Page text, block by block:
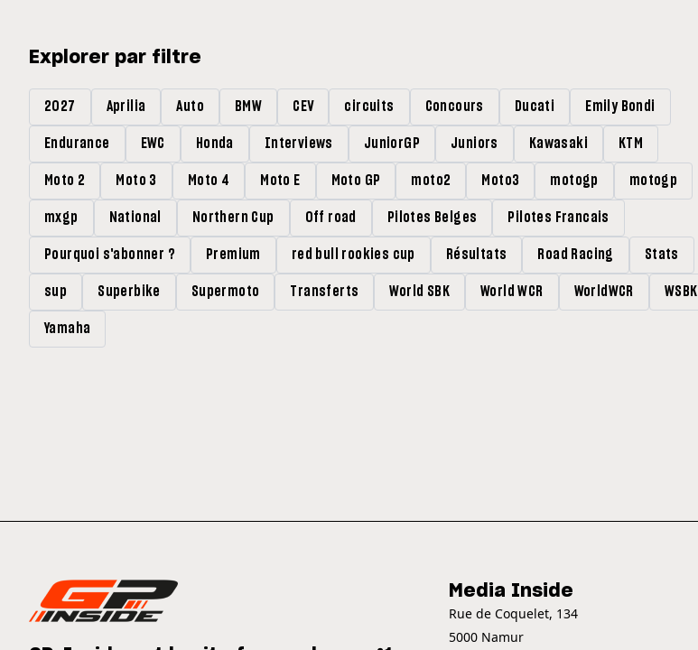
Explorer par filtre
2027 Aprilia Auto BMW CEV circuits Concours Ducati Emily Bondi
Endurance EWC Honda Interviews JuniorGP Juniors Kawasaki KTM
Moto 2 Moto 3 Moto 4 Moto E Moto GP moto2 Moto3 motogp motogp
mxgp National Northern Cup Off road Pilotes Belges Pilotes Francais
Pourquoi s'abonner ? Premium red bull rookies cup Résultats Road Racing Stats
sup Superbike Supermoto Transferts World SBK World WCR WorldWCR WSBK
Yamaha
Media Inside
Rue de Coquelet, 134
5000 Namur